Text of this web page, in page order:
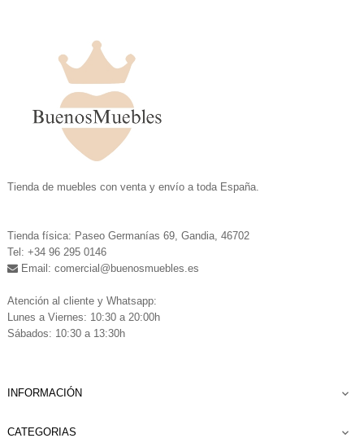
Tienda de muebles con venta y envío a toda España.
Tienda física: Paseo Germanías 69, Gandia, 46702
Tel: +34 96 295 0146
Email: comercial @buenosmuebles.es
Atención al cliente y Whatsapp:
Lunes a Viernes: 10:30 a 20:00h
Sábados: 10:30 a 13:30h
INFORMACIÓN 
CATEGORIAS 